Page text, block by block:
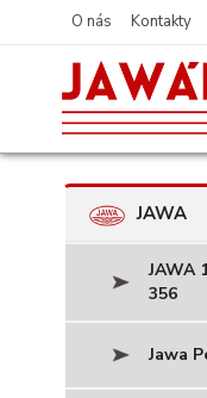
O nás Kontakty
JAWA
JAWA
356
Jawa